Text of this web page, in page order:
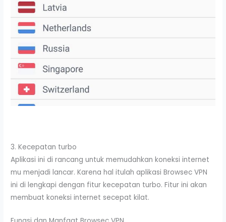
3. Kecepatan turbo
Aplikasi ini di rancang untuk memudahkan koneksi internet
mu menjadi lancar. Karena hal itulah aplikasi Browsec VPN
ini di lengkapi dengan fitur kecepatan turbo. Fitur ini akan
membuat koneksi internet secepat kilat.